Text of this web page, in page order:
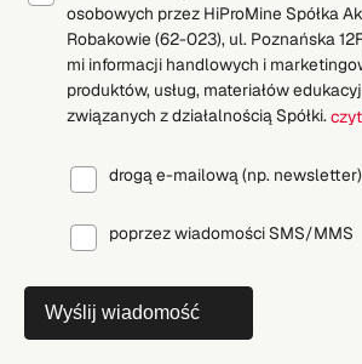
osobowych przez HiProMine Spółka
Robakowie (62-023), ul. Poznańska
mi informacji handlowych i
produktów, usług, materiałów
związanych z działalnością Spółki.
drogą e-mailową (np. newsletter)
poprzez wiadomości SMS/MMS
Wyślij wiadomość